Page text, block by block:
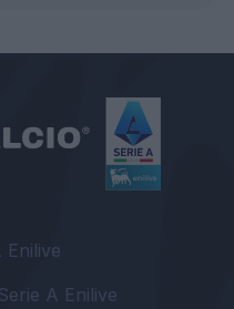
Enilive
A Enilive